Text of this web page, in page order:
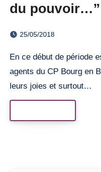
du pouvoir…”
25/05/2018
En ce début de période estivale les notations des
agents du CP Bourg en
leurs joies et surtout…